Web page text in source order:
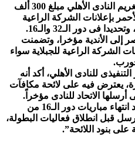
قرر الاتحاد المصرى لكرة القدم تغريم النادى الأهلي مبلغ 300 ألف
بإعلانات الشركة الراعية
فى دور الـ32 والـ16.
إلى الأندية مؤخرا، وتضمنت
الشركة الراعية للجبلاية سواء
للنادى الأهلي، أكد أنه
يعترض فيه على لائحة مكافآت
الاتحاد للنادى مؤخراً.
وأضاف “أن اللائحة تم إرسالها بعد انتهاء مباريات دور الـ16 من
قبل انطلاق فعاليات البطولة،
على بنود اللائحة”.